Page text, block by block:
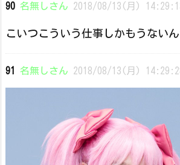
90 名無しさん 2018/08/13(月)
こいつこういう仕事しかもうない
91 名無しさん 2018/08/13(月)